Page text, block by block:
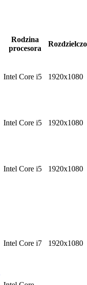
Rodzina
procesora
Intel Core i5 1920x1080
Intel Core i5 1920x1080
Intel Core i5 1920x1080
Intel Core i7 1920x1080